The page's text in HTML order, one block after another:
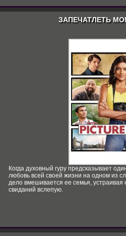
ЗАПЕЧАТЛЕТЬ
Когда духовный гуру предсказывает
любовь всей своей жизни на одном из
дело вмешивается ее семья,
свиданий вслепую.